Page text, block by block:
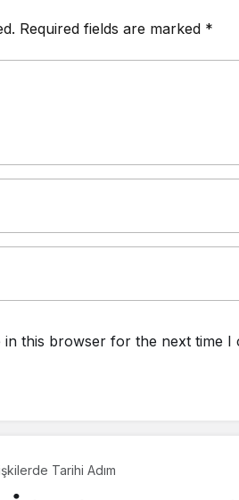
Required fields are marked *
in this browser for the next time I
Tarihi Adım